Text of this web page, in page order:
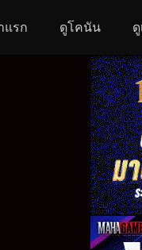
แรก ดูโคนัน